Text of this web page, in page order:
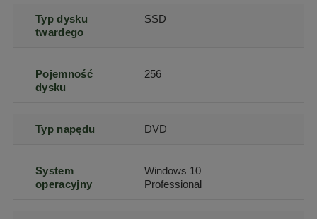
Typ dysku
twardego
SSD
Pojemność
dysku
256
Typ napędu DVD
System
operacyjny
Windows 10
Professional